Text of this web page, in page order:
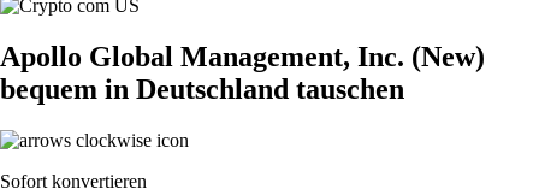
Apollo Global Management, Inc. (New)
bequem in Deutschland tauschen
Sofort konvertieren